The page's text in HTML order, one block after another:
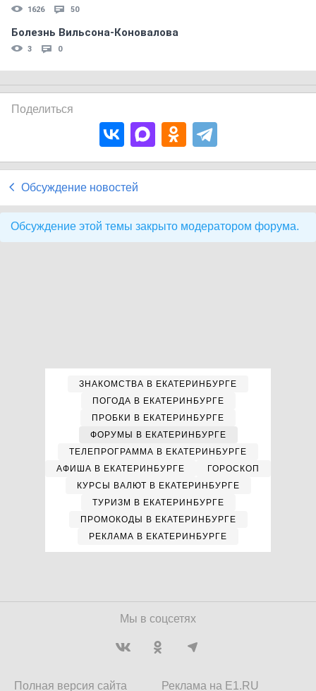
1626 50
Болезнь Вильсона-Коновалова
3 0
Поделиться
Обсуждение новостей
Обсуждение этой темы закрыто модератором форума.
ЗНАКОМСТВА В ЕКАТЕРИНБУРГЕ
ПОГОДА В ЕКАТЕРИНБУРГЕ
ПРОБКИ В ЕКАТЕРИНБУРГЕ
ФОРУМЫ В ЕКАТЕРИНБУРГЕ
ТЕЛЕПРОГРАММА В ЕКАТЕРИНБУРГЕ
АФИША В ЕКАТЕРИНБУРГЕ
ГОРОСКОП
КУРСЫ ВАЛЮТ В ЕКАТЕРИНБУРГЕ
ТУРИЗМ В ЕКАТЕРИНБУРГЕ
ПРОМОКОДЫ В ЕКАТЕРИНБУРГЕ
РЕКЛАМА В ЕКАТЕРИНБУРГЕ
Мы в соцсетях
Полная версия сайта Реклама на E1.RU